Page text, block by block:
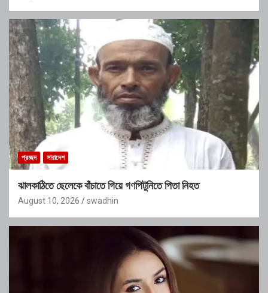
প্রচ্ছদ সারাদেশ
ঝালকাঠিতে ছেলেকে বাঁচাতে গিয়ে গণপিটুনিতে পিতা নিহত
August 10, 2026 swadhin